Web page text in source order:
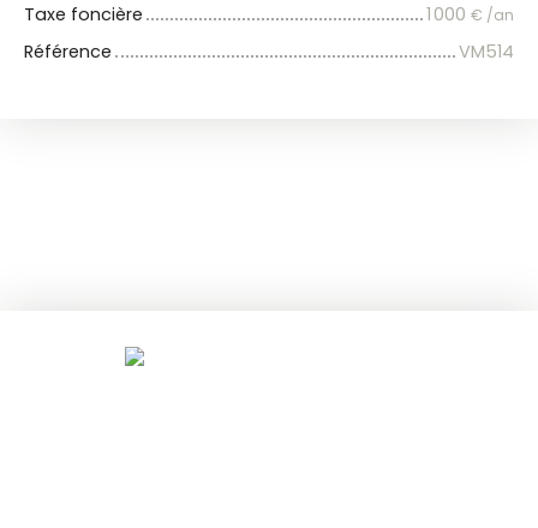
Taxe foncière
1 000 € /an
Référence VM514